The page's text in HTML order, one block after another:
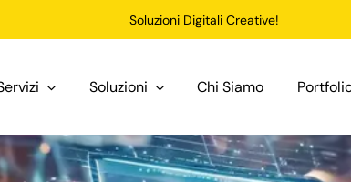
Soluzioni Digitali Creative!
Soluzioni Chi Siamo